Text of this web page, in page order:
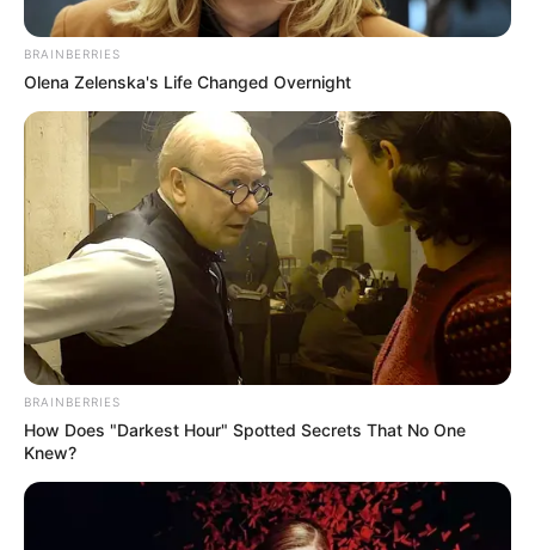
Posted
in
Friss hírek
Kiakadt Pataky Attila: a
nyugdíjam még a rezsimre se
elég!
Szerző • October 21, 2025
BRAINBERRIES
Olena Zelenska's Life Changed Overnight
BRAINBERRIES
How Does "Darkest Hour" Spotted Secrets That No One
Knew?